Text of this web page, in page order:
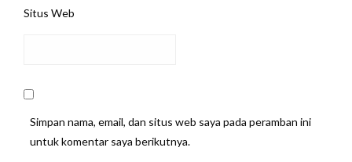
Situs Web
Simpan nama, email, dan situs web saya pada peramban ini
untuk komentar saya berikutnya.